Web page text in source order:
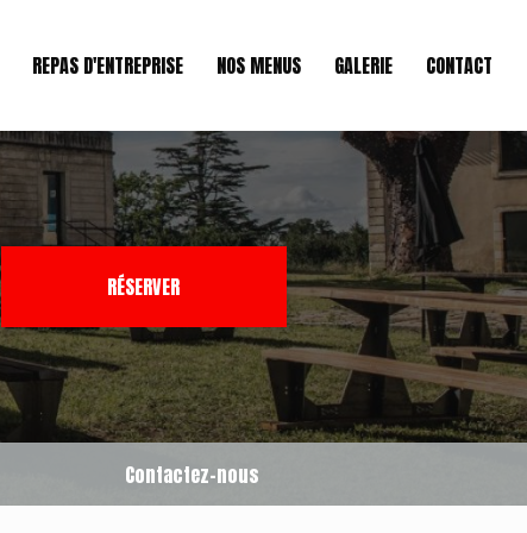
REPAS D'ENTREPRISE NOS MENUS GALERIE CONTACT
RÉSERVER
Contactez-nous